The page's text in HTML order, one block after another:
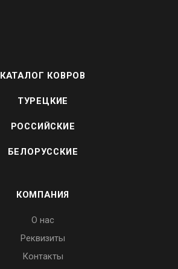
КАТАЛОГ КОВРОВ
ТУРЕЦКИЕ
РОССИЙСКИЕ
БЕЛОРУССКИЕ
КОМПАНИЯ
О нас
Реквизиты
Контакты